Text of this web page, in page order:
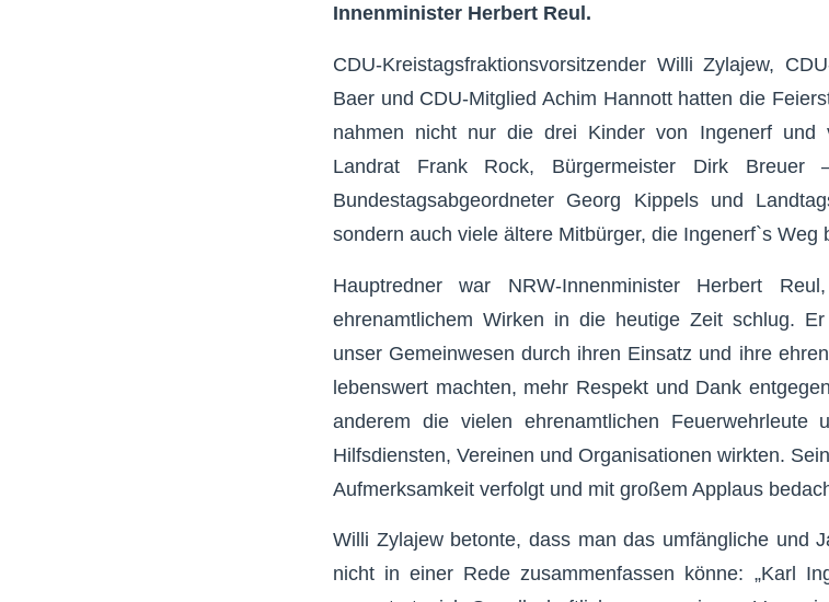
Innenminister Herbert Reul.
CDU-Kreistagsfraktionsvorsitzender Willi Zylajew,
Baer und CDU-Mitglied Achim Hannott hatten die
nahmen nicht nur die drei Kinder von Ingenerf und
Landrat Frank Rock, Bürgermeister Dirk
Bundestagsabgeordneter Georg Kippels und
sondern auch viele ältere Mitbürger, die Ingenerf`s Weg
Hauptredner war NRW-Innenminister Herbert
ehrenamtlichem Wirken in die heutige Zeit schlug.
unser Gemeinwesen durch ihren Einsatz und ihre
lebenswert machten, mehr Respekt und Dank
anderem die vielen ehrenamtlichen
Hilfsdiensten, Vereinen und Organisationen wirkten.
Aufmerksamkeit verfolgt und mit großem Applaus
Willi Zylajew betonte, dass man das umfängliche und
nicht in einer Rede zusammenfassen könne: „Karl